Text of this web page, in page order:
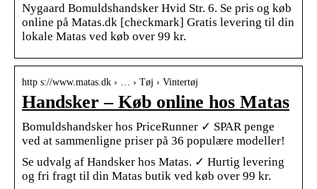
Nygaard Bomuldshandsker Hvid Str. 6. Se pris og køb
online på Matas.dk [checkmark] Gratis levering til din
lokale Matas ved køb over 99 kr.
http s://www.matas.dk › … › Tøj › Vintertøj
Handsker – Køb online hos Matas
Bomuldshandsker hos PriceRunner ✓ SPAR penge
ved at sammenligne priser på 36 populære modeller!
Se udvalg af Handsker hos Matas. ✓ Hurtig levering
og fri fragt til din Matas butik ved køb over 99 kr.